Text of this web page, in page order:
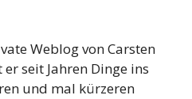
Weblog von Carsten
seit Jahren Dinge ins
und mal kürzeren